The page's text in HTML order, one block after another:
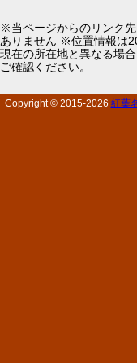
※当ページからのリンク
ありません ※位置情報は
現在の所在地と異なる場
ご確認ください。
Copyright © 2015-2026 紅葉